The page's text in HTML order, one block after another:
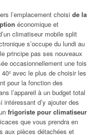
l’emplacement choisi de la
économique et
climatiseur mobile split
s’occupe du lundi au
principe pas ses nouveaux
occasionnellement une fois
avec le plus de choisir les
pour la fonction des
l’appareil à un budget total
d’y ajouter des
frigoriste pour climatiseur
que vous prendra en
aux pièces détachées et